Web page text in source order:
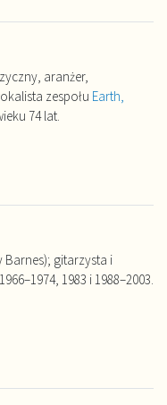
aranżer,
zespołu Earth,
74 lat.
Barnes); gitarzysta i
1983 i 1988–2003.